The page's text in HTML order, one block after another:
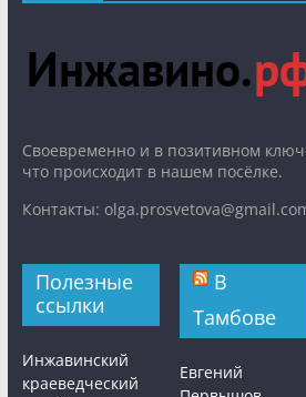
Cвоевременно и в позитивном
что происходит в нашем посёлке.
Контакты:
Полезные
ссылки
Инжавинский
краеведческий
В
Тамбове
Евгений